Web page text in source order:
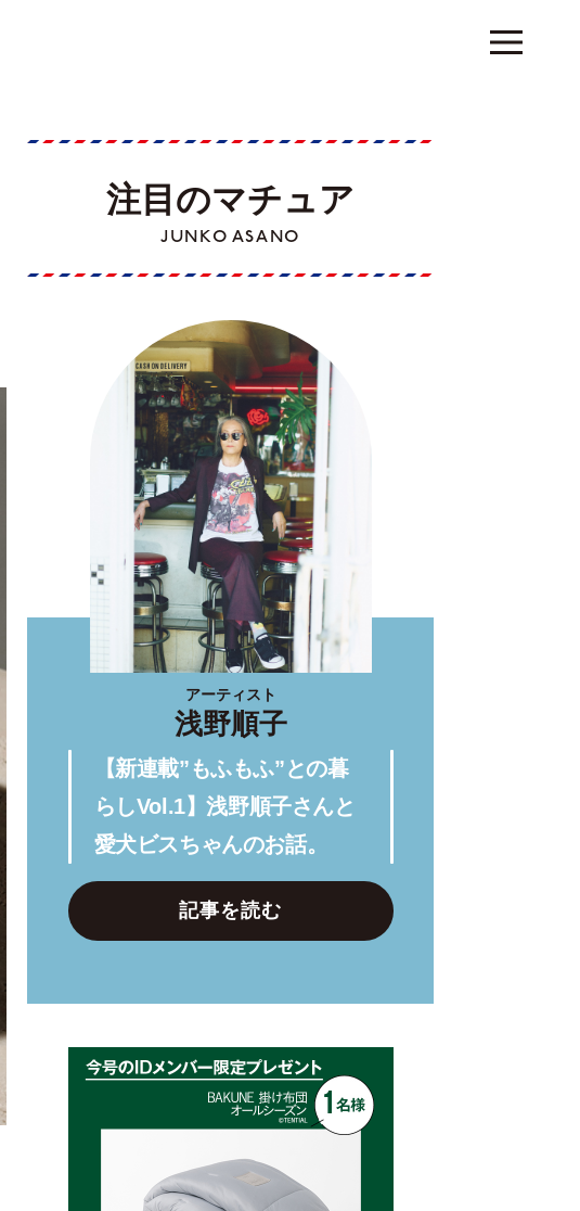
注目のマチュア
JUNKO ASANO
アーティスト
浅野順子
【新連載”もふもふ”との暮
らしVol.1】浅野順子さんと
愛犬ビスちゃんのお話。
記事を読む